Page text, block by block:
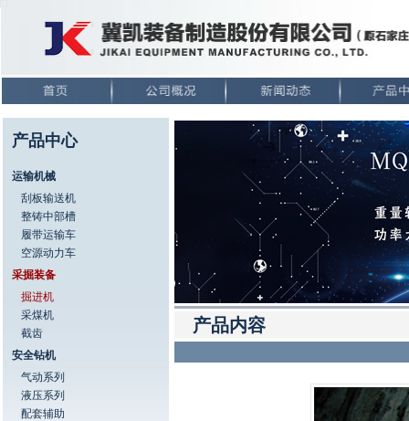
产品中心
运输机械
刮板输送机
整铸中部槽
履带运输车
空源动力车
采掘装备
掘进机
采煤机
截齿
安全钻机
气动系列
液压系列
配套辅助
产品内容